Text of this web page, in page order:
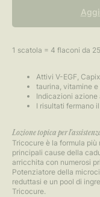
1 scatola = 4 flaconi da
Attivi V-EGF,
taurina, vitamine
Indicazioni azione
I risultati fermano
Lozione topica per
Tricocure è la formula
principali cause della
arricchita con numerosi
Potenziatore della
reduttasi e un pool di
Tricocure.